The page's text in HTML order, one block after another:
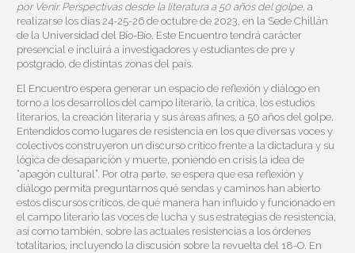
por Venir. Perspectivas desde la literatura a 50 años del golpe, a
realizarse los días 24-25-26 de octubre de 2023, en la Sede Chillán
de la Universidad del Bío-Bío. Este Encuentro tendrá carácter
presencial e incluirá a investigadores y estudiantes de pre y
postgrado, de distintas zonas del país.
El Encuentro espera generar un espacio de reflexión y diálogo en
torno a los desarrollos del campo literario, la crítica, los estudios
literarios, la creación literaria y sus áreas afines, a 50 años del golpe.
Entendidos como lugares de resistencia en los que diversas voces y
colectivos construyeron un discurso crítico frente a la dictadura y su
lógica de desaparición y muerte, poniendo en crisis la idea de
“apagón cultural”. Por otra parte, se espera que esa reflexión y
diálogo permita preguntarnos qué sendas y caminos han abierto
estos discursos críticos, de qué manera han influido y funcionado en
el campo literario las voces de lucha y sus estrategias de resistencia,
así como también, sobre las actuales resistencias a los órdenes
totalitarios, incluyendo la discusión sobre la revuelta del 18-O. En